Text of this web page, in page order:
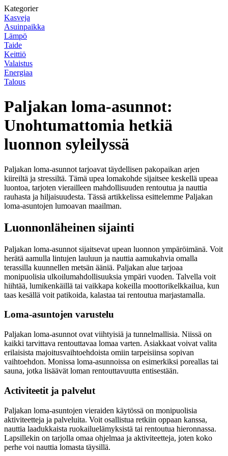
Kategorier
Kasveja
Asuinpaikka
Lämpö
Taide
Keittiö
Valaistus
Energiaa
Talous
Paljakan loma-asunnot:
Unohtumattomia hetkiä
luonnon syleilyssä
Paljakan loma-asunnot tarjoavat täydellisen pakopaikan arjen
kiireiltä ja stressiltä. Tämä upea lomakohde sijaitsee keskellä upeaa
luontoa, tarjoten vierailleen mahdollisuuden rentoutua ja nauttia
rauhasta ja hiljaisuudesta. Tässä artikkelissa esittelemme Paljakan
loma-asuntojen lumoavan maailman.
Luonnonläheinen sijainti
Paljakan loma-asunnot sijaitsevat upean luonnon ympäröimänä. Voit
herätä aamulla lintujen lauluun ja nauttia aamukahvia omalla
terassilla kuunnellen metsän ääniä. Paljakan alue tarjoaa
monipuolisia ulkoilumahdollisuuksia ympäri vuoden. Talvella voit
hiihtää, lumikenkäillä tai vaikkapa kokeilla moottorikelkkailua, kun
taas kesällä voit patikoida, kalastaa tai rentoutua marjastamalla.
Loma-asuntojen varustelu
Paljakan loma-asunnot ovat viihtyisiä ja tunnelmallisia. Niissä on
kaikki tarvittava rentouttavaa lomaa varten. Asiakkaat voivat valita
erilaisista majoitusvaihtoehdoista omiin tarpeisiinsa sopivan
vaihtoehdon. Monissa loma-asunnoissa on esimerkiksi poreallas tai
sauna, jotka lisäävät loman rentouttavuutta entisestään.
Activiteetit ja palvelut
Paljakan loma-asuntojen vieraiden käytössä on monipuolisia
aktiviteetteja ja palveluita. Voit osallistua retkiin oppaan kanssa,
nauttia laadukkaista ruokailuelämyksistä tai rentoutua hieronnassa.
Lapsillekin on tarjolla omaa ohjelmaa ja aktiviteetteja, joten koko
perhe voi nauttia lomasta täysillä.